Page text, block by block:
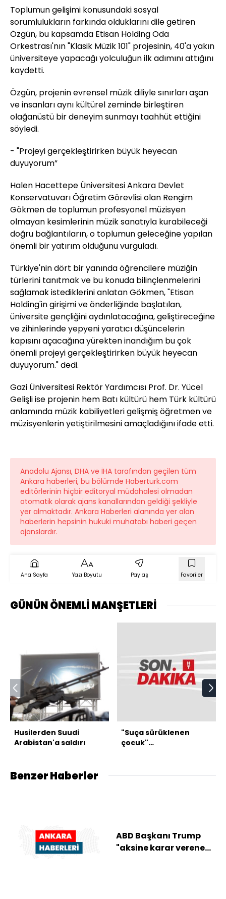
Toplumun gelişimi konusundaki sosyal
sorumlulukların farkında olduklarını dile getiren
Özgün, bu kapsamda Etisan Holding Oda
Orkestrası'nın "Klasik Müzik 101" projesinin, 40'a yakın
üniversiteye yapacağı yolculuğun ilk adımını attığını
kaydetti.
Özgün, projenin evrensel müzik diliyle sınırları aşan
ve insanları aynı kültürel zeminde birleştiren
olağanüstü bir deneyim sunmayı taahhüt ettiğini
söyledi.
- "Projeyi gerçekleştirirken büyük heyecan
duyuyorum”
Halen Hacettepe Üniversitesi Ankara Devlet
Konservatuvarı Öğretim Görevlisi olan Rengim
Gökmen de toplumun profesyonel müzisyen
olmayan kesimlerinin müzik sanatıyla kurabileceği
doğru bağlantıların, o toplumun geleceğine yapılan
önemli bir yatırım olduğunu vurguladı.
Türkiye'nin dört bir yanında öğrencilere müziğin
türlerini tanıtmak ve bu konuda bilinçlenmelerini
sağlamak istediklerini anlatan Gökmen, "Etisan
Holding'in girişimi ve önderliğinde başlatılan,
üniversite gençliğini aydınlatacağına, geliştireceğine
ve zihinlerinde yepyeni yaratıcı düşüncelerin
kapısını açacağına yürekten inandığım bu çok
önemli projeyi gerçekleştirirken büyük heyecan
duyuyorum." dedi.
Gazi Üniversitesi Rektör Yardımcısı Prof. Dr. Yücel
Gelişli ise projenin hem Batı kültürü hem Türk kültürü
anlamında müzik kabiliyetleri gelişmiş öğretmen ve
müzisyenlerin yetiştirilmesini amaçladığını ifade etti.
Anadolu Ajansı, DHA ve İHA tarafından geçilen tüm
Ankara haberleri, bu bölümde Haberturk.com
editörlerinin hiçbir editoryal müdahalesi olmadan
otomatik olarak ajans kanallarından geldiği şekliyle
yer almaktadır. Ankara Haberleri alanında yer alan
haberlerin hepsinin hukuki muhatabı haberi geçen
ajanslardır.
Ana Sayfa Yazı Boyutu Paylaş Favoriler
GÜNÜN ÖNEMLİ MANŞETLERİ
Husilerden Suudi
Arabistan'a saldırı
"Suça sürüklenen
çocuk"
Benzer Haberler
ABD Başkanı Trump
"aksine karar verene